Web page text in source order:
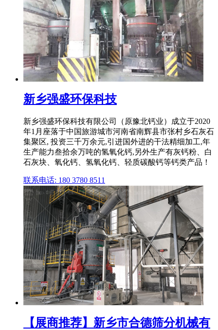
新乡强盛环保科技
新乡强盛环保科技有限公司（原豫北钙业）成立于2020
年1月座落于中国旅游城市河南省南辉县市张村乡石灰石
集聚区, 投资三千万余元,引进国外进的干法精细加工,年
生产能力叁拾余万吨的氢氧化钙,另外生产有灰钙粉、白
石灰块、氧化钙、氢氧化钙、轻质碳酸钙等钙类产品！
联系电话: 180 3780 8511
【展商推荐】新乡市合德筛分机械有